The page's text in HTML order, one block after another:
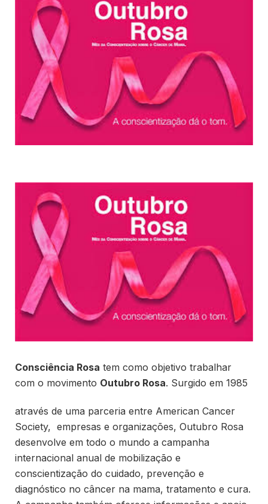
Consciência Rosa tem como objetivo trabalhar
com o movimento Outubro Rosa. Surgido em 1985
através de uma parceria entre American Cancer
Society, empresas e organizações, Outubro Rosa
desenvolve em todo o mundo a campanha
internacional anual de mobilização e
conscientização do cuidado, prevenção e
diagnóstico no câncer na mama, tratamento e cura.